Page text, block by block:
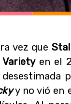
vez que
Variety en el
y no vió en